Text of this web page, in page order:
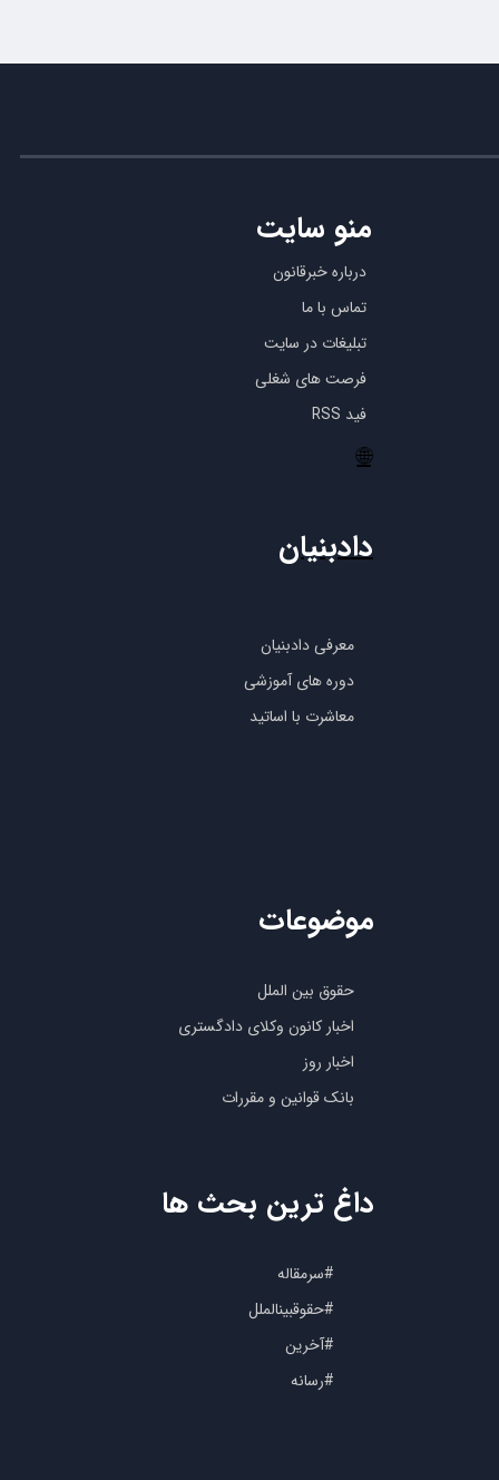
درباره خبرقانون
تماس با ما
تبلیغات در سایت
فرصت های شغلی
فید RSS
منو سایت
🌐
معرفی دادبنیان
دوره های آموزشی
معاشرت با اساتید
دادبنیان
حقوق بین الملل
اخبار کانون وکلای دادگستری
اخبار روز
بانک قوانین و مقررات
موضوعات
#سرمقاله
#حقوقبینالملل
#آخرین
#رسانه
داغ ترین بحث ها